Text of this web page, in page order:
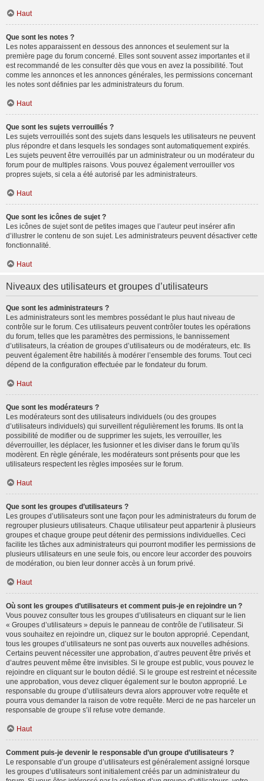
Haut
Que sont les notes ?
Les notes apparaissent en dessous des annonces et seulement sur la
première page du forum concerné. Elles sont souvent assez importantes et il
est recommandé de les consulter dès que vous en avez la possibilité. Tout
comme les annonces et les annonces générales, les permissions concernant
les notes sont définies par les administrateurs du forum.
Haut
Que sont les sujets verrouillés ?
Les sujets verrouillés sont des sujets dans lesquels les utilisateurs ne peuvent
plus répondre et dans lesquels les sondages sont automatiquement expirés.
Les sujets peuvent être verrouillés par un administrateur ou un modérateur du
forum pour de multiples raisons. Vous pouvez également verrouiller vos
propres sujets, si cela a été autorisé par les administrateurs.
Haut
Que sont les icônes de sujet ?
Les icônes de sujet sont de petites images que l’auteur peut insérer afin
d’illustrer le contenu de son sujet. Les administrateurs peuvent désactiver cette
fonctionnalité.
Haut
Niveaux des utilisateurs et groupes d’utilisateurs
Que sont les administrateurs ?
Les administrateurs sont les membres possédant le plus haut niveau de
contrôle sur le forum. Ces utilisateurs peuvent contrôler toutes les opérations
du forum, telles que les paramètres des permissions, le bannissement
d’utilisateurs, la création de groupes d’utilisateurs ou de modérateurs, etc. Ils
peuvent également être habilités à modérer l’ensemble des forums. Tout ceci
dépend de la configuration effectuée par le fondateur du forum.
Haut
Que sont les modérateurs ?
Les modérateurs sont des utilisateurs individuels (ou des groupes
d’utilisateurs individuels) qui surveillent régulièrement les forums. Ils ont la
possibilité de modifier ou de supprimer les sujets, les verrouiller, les
déverrouiller, les déplacer, les fusionner et les diviser dans le forum qu’ils
modèrent. En règle générale, les modérateurs sont présents pour que les
utilisateurs respectent les règles imposées sur le forum.
Haut
Que sont les groupes d’utilisateurs ?
Les groupes d’utilisateurs sont une façon pour les administrateurs du forum de
regrouper plusieurs utilisateurs. Chaque utilisateur peut appartenir à plusieurs
groupes et chaque groupe peut détenir des permissions individuelles. Ceci
facilite les tâches aux administrateurs qui pourront modifier les permissions de
plusieurs utilisateurs en une seule fois, ou encore leur accorder des pouvoirs
de modération, ou bien leur donner accès à un forum privé.
Haut
Où sont les groupes d’utilisateurs et comment puis-je en rejoindre un ?
Vous pouvez consulter tous les groupes d’utilisateurs en cliquant sur le lien
« Groupes d’utilisateurs » depuis le panneau de contrôle de l’utilisateur. Si
vous souhaitez en rejoindre un, cliquez sur le bouton approprié. Cependant,
tous les groupes d’utilisateurs ne sont pas ouverts aux nouvelles adhésions.
Certains peuvent nécessiter une approbation, d’autres peuvent être privés et
d’autres peuvent même être invisibles. Si le groupe est public, vous pouvez le
rejoindre en cliquant sur le bouton dédié. Si le groupe est restreint et nécessite
une approbation, vous devez cliquer également sur le bouton approprié. Le
responsable du groupe d’utilisateurs devra alors approuver votre requête et
pourra vous demander la raison de votre requête. Merci de ne pas harceler un
responsable de groupe s’il refuse votre demande.
Haut
Comment puis-je devenir le responsable d’un groupe d’utilisateurs ?
Le responsable d’un groupe d’utilisateurs est généralement assigné lorsque
les groupes d’utilisateurs sont initialement créés par un administrateur du